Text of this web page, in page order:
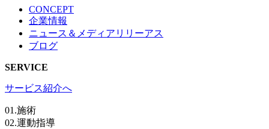
CONCEPT
企業情報
ニュース＆メディアリリーアス
ブログ
SERVICE
サービス紹介へ
01.施術
02.運動指導